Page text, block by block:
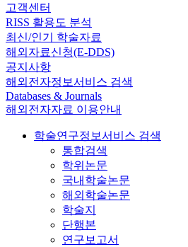
고객센터
RISS 활용도 분석
최신/인기 학술자료
해외자료신청(E-DDS)
공지사항
해외전자정보서비스 검색
Databases & Journals
해외전자자료 이용안내
학술연구정보서비스 검색
통합검색
학위논문
국내학술논문
해외학술논문
학술지
단행본
연구보고서